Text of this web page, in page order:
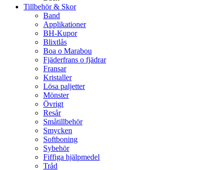
Tillbehör & Skor
Band
Applikationer
BH-Kupor
Blixtlås
Boa o Marabou
Fjäderfrans o fjädrar
Fransar
Kristaller
Lösa paljetter
Mönster
Övrigt
Resår
Småtillbehör
Smycken
Softboning
Sybehör
Fiffiga hjälpmedel
Tråd